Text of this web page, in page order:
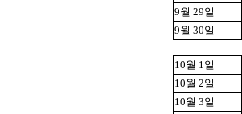
9월 29일
9월 30일
10월 1일
10월 2일
10월 3일